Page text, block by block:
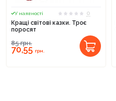
У наявності
0
Кращі світові казки. Троє
поросят
85грн.
70,55 грн.